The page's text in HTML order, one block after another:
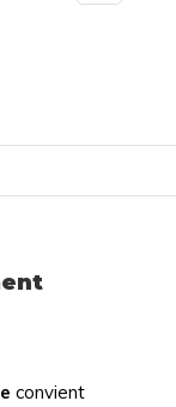
convient